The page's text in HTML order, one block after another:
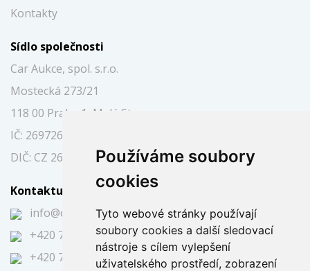
Používáme soubory
cookies
Tyto webové stránky používají
soubory cookies a další sledovací
nástroje s cílem vylepšení
uživatelského prostředí, zobrazení
Kontakty
Sídlo společnosti
Car Aukce, spol. s.r.o.
Mostecká 273/21
118 00 Praha 1, Malá Strana
IČ: 26972697
DIČ: CZ 26972697
Kontaktujte nás
info@caraukce.cz
+420 724 344 591
+420 725 394 751